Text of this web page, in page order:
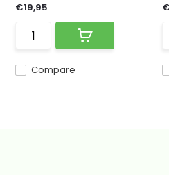
Compare
€19,95